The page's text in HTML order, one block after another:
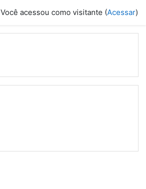
Você acessou como visitante (Acessar)